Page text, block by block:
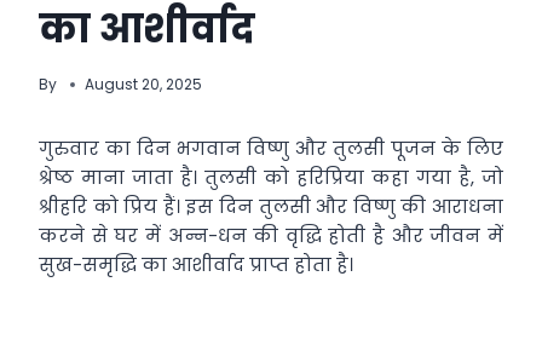
का आशीर्वाद
By August 20, 2025
गुरुवार का दिन भगवान विष्णु और तुलसी पूजन के लिए
श्रेष्ठ माना जाता है। तुलसी को हरिप्रिया कहा गया है, जो
श्रीहरि को प्रिय हैं। इस दिन तुलसी और विष्णु की आराधना
करने से घर में अन्न-धन की वृद्धि होती है और जीवन में
सुख-समृद्धि का आशीर्वाद प्राप्त होता है।